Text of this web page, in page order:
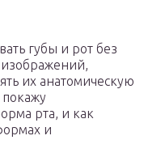
губы и рот без
их анатомическую
покажу
рта, и как
и